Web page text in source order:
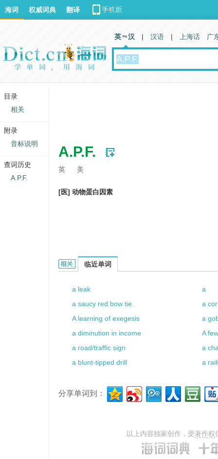
A.P.F.
英 美
[医] 动物蛋白因素
A.P.F.的相关资料：
临近单词
a leak
a
a saucy red bow tie.
a
A learning of exegesis
a
a diminution in income
A
a road/traffic sign
a
a blunt-tipped drill
a
分享单词到：
以上内容独家创作，受著作权
海词 权威词典 翻译
英 汉 | 汉语 | 上海话 广
目录
相关
附录
音标说明
查词历史
A.P.F.